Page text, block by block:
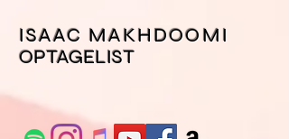
ISAAC MAKHDOOMI
OPTAGELIST